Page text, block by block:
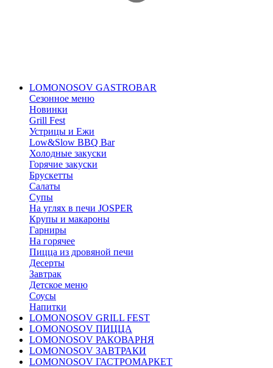
LOMONOSOV GASTROBAR
Сезонное меню
Новинки
Grill Fest
Устрицы и Ежи
Low&Slow BBQ Bar
Холодные закуски
Горячие закуски
Брускетты
Салаты
Супы
На углях в печи JOSPER
Крупы и макароны
Гарниры
На горячее
Пицца из дровяной печи
Десерты
Завтрак
Детское меню
Соусы
Напитки
LOMONOSOV GRILL FEST
LOMONOSOV ПИЦЦА
LOMONOSOV РАКОВАРНЯ
LOMONOSOV ЗАВТРАКИ
LOMONOSOV ГАСТРОМАРКЕТ